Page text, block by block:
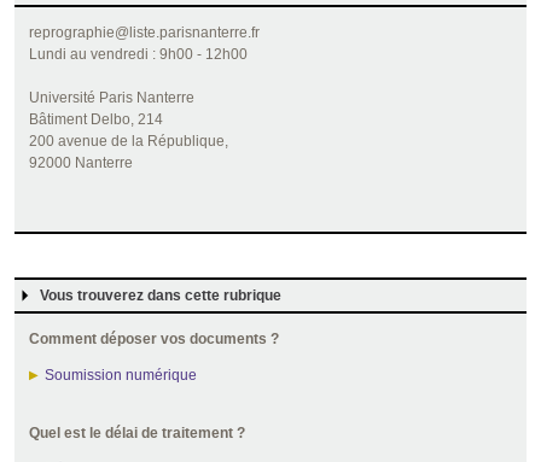
reprographie@liste.parisnanterre.fr
Lundi au vendredi : 9h00 - 12h00
Université Paris Nanterre
Bâtiment Delbo, 214
200 avenue de la République,
92000 Nanterre
Vous trouverez dans cette rubrique
Comment déposer vos documents ?
Soumission numérique
Quel est le délai de traitement ?